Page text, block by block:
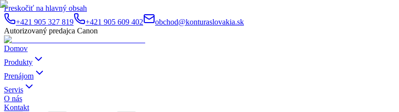
Preskočiť na hlavný obsah
+421 905 327 819
+421 905 609 402
obchod@konturaslovakia.sk
Autorizovaný predajca Canon
Domov
Produkty
Prenájom
Servis
O nás
Kontakt